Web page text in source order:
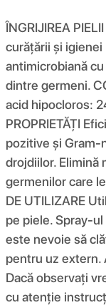
ÎNGRIJIREA
curățării și
antimicrobiană
dintre germeni.
acid hipocloros:
PROPRIETĂȚI
pozitive și Gram-
drojdiilor. Elimină
germenilor care
DE UTILIZARE
pe piele. Spray-
este nevoie să
pentru uz extern.
Dacă observați
cu atenție